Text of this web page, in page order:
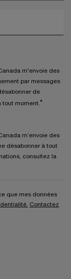
m'envoie des
par messages
de
tout moment. *
m’envoie des
désabonner à tout
consultez la
que mes données
Contactez